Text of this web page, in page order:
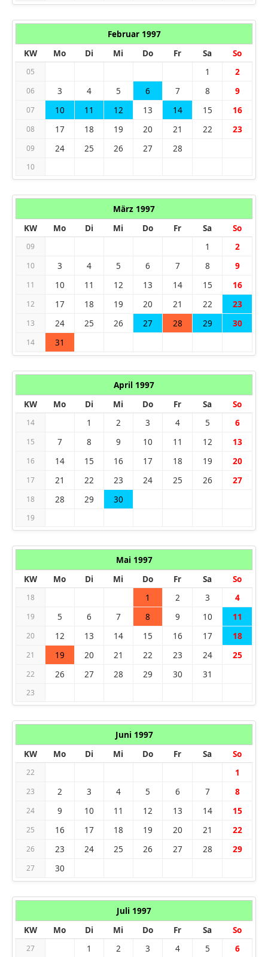
Februar 1997
KW
Mo Di Mi Do Fr Sa So
05 1 2
06 3 4 5 6 7 8 9
07 10 11 12 13 14 15 16
08 17 18 19 20 21 22 23
09 24 25 26 27 28
10
März 1997
KW
Mo Di Mi Do Fr Sa So
09 1 2
10 3 4 5 6 7 8 9
11 10 11 12 13 14 15 16
12 17 18 19 20 21 22 23
13 24 25 26 27 28 29 30
14 31
April 1997
KW
Mo Di Mi Do Fr Sa So
14 1 2 3 4 5 6
15 7 8 9 10 11 12 13
16 14 15 16 17 18 19 20
17 21 22 23 24 25 26 27
18 28 29 30
19
Mai 1997
KW
Mo Di Mi Do Fr Sa So
18 1 2 3 4
19 5 6 7 8 9 10 11
20 12 13 14 15 16 17 18
21 19 20 21 22 23 24 25
22 26 27 28 29 30 31
23
Juni 1997
KW
Mo Di Mi Do Fr Sa So
22 1
23 2 3 4 5 6 7 8
24 9 10 11 12 13 14 15
25 16 17 18 19 20 21 22
26 23 24 25 26 27 28 29
27 30
Juli 1997
KW
Mo Di Mi Do Fr Sa So
27 1 2 3 4 5 6